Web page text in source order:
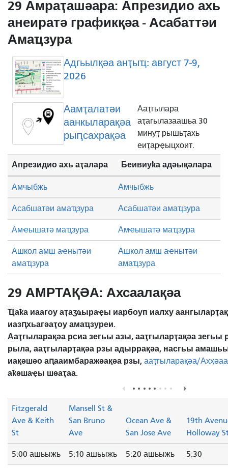
29 Амраҭашәара: Апрезидио ахь
анеиратә графикқәа - Асабаттәи
Амаҵзура
Адгьылқәа анҭыҵ: август 7-9,
2026
Аамҭалатәи
аанкыларақәа
рыԥсахрақәа
Ааҭгылара
аҭагылазаашьа 30
минуҭ рышьҭахь
еиҭарҿыцхоит.
Апрезидио ахь аҭалара Беивиуҟа адәықәлара
Асабшатәи амаҵзура Асабшатәи амаҵзура
Амҽышатә маҵзура Амҽышатә маҵзура
Амчыбжь Амчыбжь
Ашкол амш аҽнытәи
амаҵзура
Ашкол амш аҽнытәи
амаҵзура
29 АМРТАҚӘА: Ахсаалақәа
Ҵаҟа иаагоу аҭаӡҩыраҿы иарбоуп иалху
иазԥхьагәаҭоу амаҵзуреи.
Ааҭгыларақәа рсиа зегьы азы, ааҭгыларҭақәа зегьы
рыла, ааҭгыларҭақәа рзы адыррақәа, насгьы
иақәшәо ​​аԥааимбаражәақәа рзы, ааҭгыларақәа/Ахҳәаа
аҟәшаҿы шәаҭаа.
Fitzgerald
Ave & Keith
St
Mansell St &
San Bruno
Ave
Ocean Ave &
San Jose Ave
19th
Holloway
5:00 ашьыжь 5:10 ашьыжь 5:20 ашьыжь 5:30